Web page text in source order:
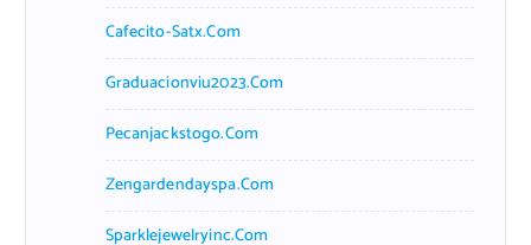
Cafecito-Satx.com
Graduacionviu2023.com
Pecanjackstogo.com
Zengardendayspa.com
Sparklejewelryinc.com